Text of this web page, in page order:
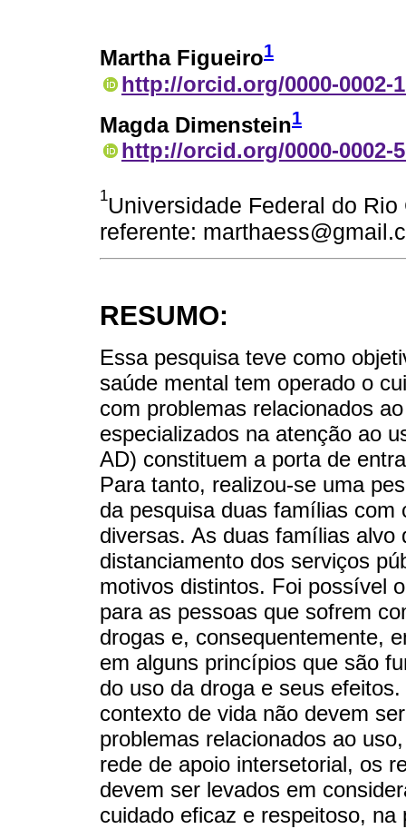
Martha Figueiro1
http://orcid.org/0000-0002-
Magda Dimenstein1
http://orcid.org/0000-0002-
1Universidade Federal do
referente:
RESUMO:
Essa pesquisa teve como
saúde mental tem operado o
com problemas relacionados
especializados na atenção ao
AD) constituem a porta de
Para tanto, realizou-se uma
da pesquisa duas famílias
diversas. As duas famílias
distanciamento dos serviços
motivos distintos. Foi possível
para as pessoas que sofrem
drogas e, consequentemente,
em alguns princípios que são
do uso da droga e seus
contexto de vida não devem
problemas relacionados ao
rede de apoio intersetorial, os
devem ser levados em
cuidado eficaz e respeitoso,